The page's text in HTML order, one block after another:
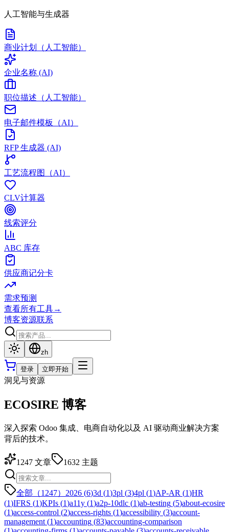
人工智能与生成器
商业计划（人工智能）
企业名称 (AI)
职位描述（人工智能）
电子邮件模板（AI）
RFP 生成器 (AI)
工艺流程图（AI）
CLV计算器
线索评分
ABC 库存
供应商记分卡
需求预测
查看所有工具→
博客资源联系
zh
登录 立即开始
洞见与资源
ECOSIRE 博客
深入探索 Odoo 集成、电商自动化以及 AI 驱动商业解决方案
背后的技术。
1247 文章 1632 主题
全部（1247） 2026 (6)3d (1)3pl (3)4pl (1)AP-AR (1)HR
(1)IFRS (1)KPIs (1)a11y (1)a2p-10dlc (1)ab-testing (5)about-ecosire
(1)access-control (2)access-rights (1)accessibility (3)account-
management (1)accounting (83)accounting-comparison